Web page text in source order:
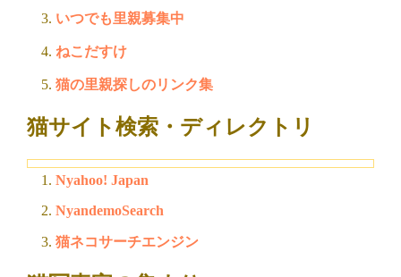
いつでも里親募集中
ねこだすけ
猫の里親探しのリンク集
猫サイト検索・ディレクトリ
Nyahoo! Japan
NyandemoSearch
猫ネコサーチエンジン